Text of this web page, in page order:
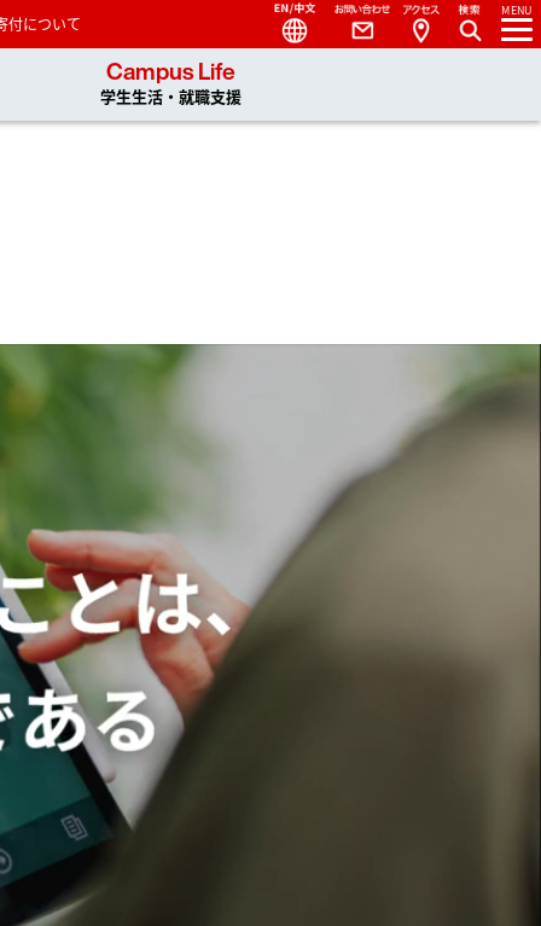
学 You, Unlimited
付について
Campus Life
学生生活・就職支援
MENU
Access
Contact
Language